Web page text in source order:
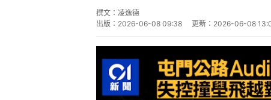
撰文： 凌逸德
出版： 2026-06-08 09:38 更新： 2026-06-08